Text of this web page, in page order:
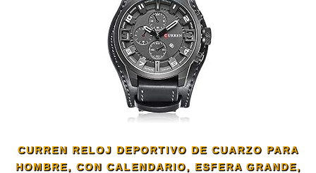
CURREN RELOJ DEPORTIVO DE CUARZO PARA
HOMBRE, CON CALENDARIO, ESFERA GRANDE,